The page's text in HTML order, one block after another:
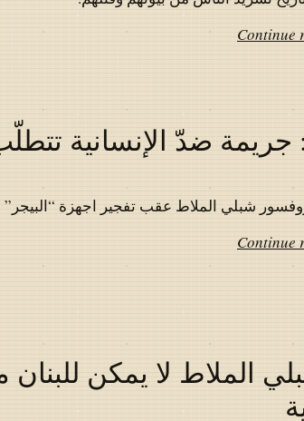
Continue
ضدّ الإنسانية
شبلي الملاط عقب تفجير اجهزة “البيجر”
Continue
الملاط لا يمكن